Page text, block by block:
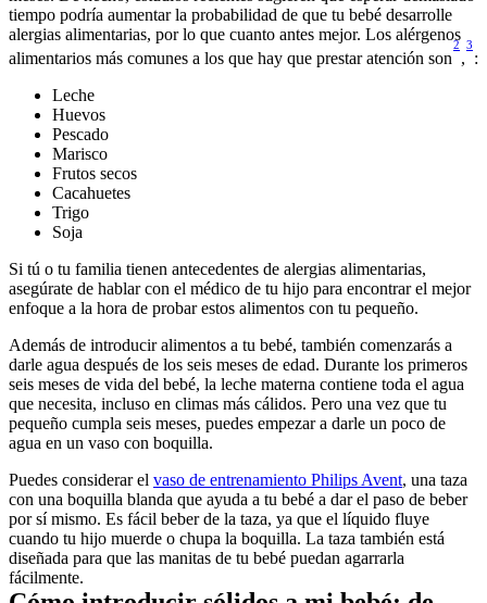
tiempo podría aumentar la probabilidad de que tu bebé desarrolle
alergias alimentarias, por lo que cuanto antes mejor. Los alérgenos
alimentarios más comunes a los que hay que prestar atención son
2
,
3
:
Leche
Huevos
Pescado
Marisco
Frutos secos
Cacahuetes
Trigo
Soja
Si tú o tu familia tienen antecedentes de alergias alimentarias,
asegúrate de hablar con el médico de tu hijo para encontrar el mejor
enfoque a la hora de probar estos alimentos con tu pequeño.
Además de introducir alimentos a tu bebé, también comenzarás a
darle agua después de los seis meses de edad. Durante los primeros
seis meses de vida del bebé, la leche materna contiene toda el agua
que necesita, incluso en climas más cálidos. Pero una vez que tu
pequeño cumpla seis meses, puedes empezar a darle un poco de
agua en un vaso con boquilla.
Puedes considerar el vaso de entrenamiento Philips Avent, una taza
con una boquilla blanda que ayuda a tu bebé a dar el paso de beber
por sí mismo. Es fácil beber de la taza, ya que el líquido fluye
cuando tu hijo muerde o chupa la boquilla. La taza también está
diseñada para que las manitas de tu bebé puedan agarrarla
fácilmente.